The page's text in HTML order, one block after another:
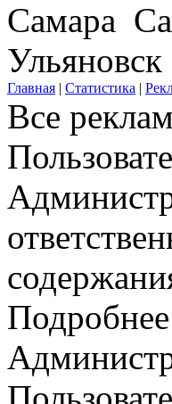
Самара
Главная | Статистика |
Все